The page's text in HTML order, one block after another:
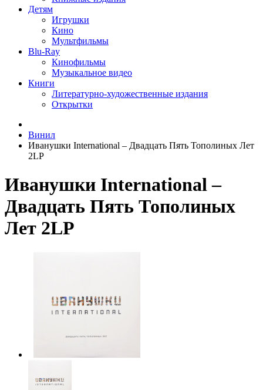
Детям
Игрушки
Кино
Мультфильмы
Blu-Ray
Кинофильмы
Музыкальное видео
Книги
Литературно-художественные издания
Открытки
Винил
Иванушки International – Двадцать Пять Тополиных Лет
2LP
Иванушки International –
Двадцать Пять Тополиных
Лет 2LP